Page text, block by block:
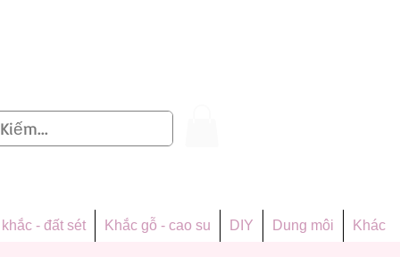
- đất sét Khắc gỗ - cao su DIY Dung môi Khác